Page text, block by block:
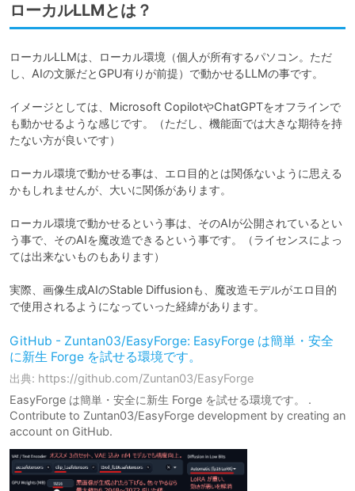
ローカルLLMとは？
ローカルLLMは、ローカル環境（個人が所有するパソコン。ただ
し、AIの文脈だとGPU有りが前提）で動かせるLLMの事です。
イメージとしては、Microsoft CopilotやChatGPTをオフラインで
も動かせるような感じです。（ただし、機能面では大きな期待を持
たない方が良いです）
ローカル環境で動かせる事は、エロ目的とは関係ないように思える
かもしれませんが、大いに関係があります。
ローカル環境で動かせるという事は、そのAIが公開されているとい
う事で、そのAIを魔改造できるという事です。（ライセンスによっ
ては出来ないものもあります）
実際、画像生成AIのStable Diffusionも、魔改造モデルがエロ目的
で使用されるようになっていった経緯があります。
GitHub - Zuntan03/EasyForge: EasyForge は簡単・安全
に新生 Forge を試せる環境です。
出典: https://github.com/Zuntan03/EasyForge
EasyForge は簡単・安全に新生 Forge を試せる環境です。 .
Contribute to Zuntan03/EasyForge development by creating an
account on GitHub.